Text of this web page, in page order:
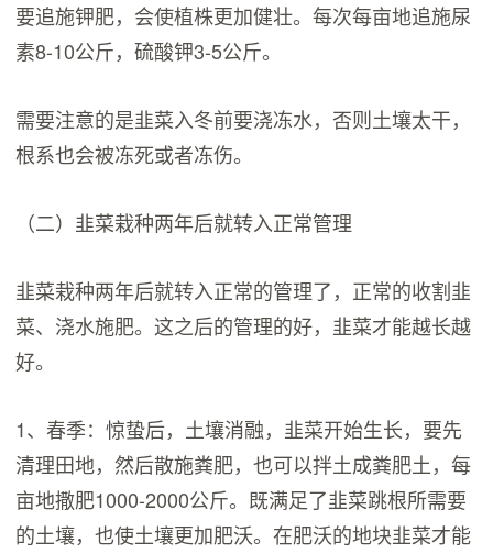
要追施钾肥，会使植株更加健壮。每次每亩地追施尿
素8-10公斤，硫酸钾3-5公斤。
需要注意的是韭菜入冬前要浇冻水，否则土壤太干，
根系也会被冻死或者冻伤。
（二）韭菜栽种两年后就转入正常管理
韭菜栽种两年后就转入正常的管理了，正常的收割韭
菜、浇水施肥。这之后的管理的好，韭菜才能越长越
好。
1、春季：惊蛰后，土壤消融，韭菜开始生长，要先
清理田地，然后散施粪肥，也可以拌土成粪肥土，每
亩地撒肥1000-2000公斤。既满足了韭菜跳根所需要
的土壤，也使土壤更加肥沃。在肥沃的地块韭菜才能